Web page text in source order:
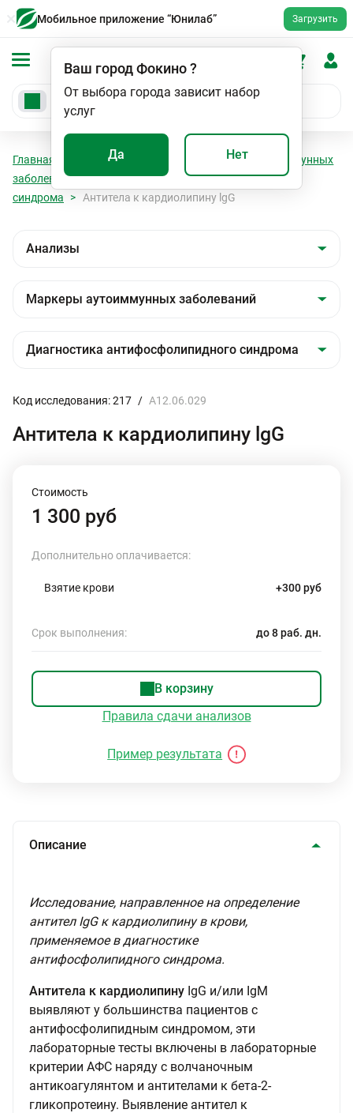
Мобильное приложение “Юнилаб” Загрузить
Ваш городФокино?
От выбора города зависит набор
услуг
Да Нет
Главная Анализы
Маркеры аутоиммунных
заболеваний
Диагностика антифосфолипидного
синдрома
Антитела к кардиолипину lgG
Код исследования: 217 / A12.06.029
Антитела к кардиолипину lgG
Стоимость
1 300 руб
Дополнительно оплачивается:
Взятие крови +300 руб
Срок выполнения: до 8 раб. дн.
В корзину
Правила сдачи анализов
Пример результата
Описание
Исследование, направленное на определение
антител IgG к кардиолипину в крови,
применяемое в диагностике
антифосфолипидного синдрома.
Антитела к кардиолипину IgG и/или IgM
выявляют у большинства пациентов с
антифосфолипидным синдромом, эти
лабораторные тесты включены в лабораторные
критерии АФС наряду с волчаночным
антикоагулянтом и антителами к бета-2-
гликопротеину. Выявление антител к